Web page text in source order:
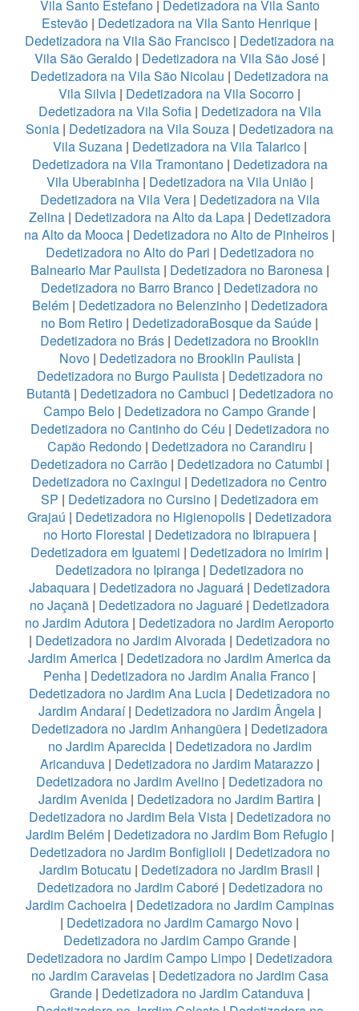
Vila Santo Estefano| Dedetizadora na Vila Santo
Estevão | Dedetizadora na Vila Santo Henrique |
Dedetizadora na Vila São Francisco | Dedetizadora na
Vila São Geraldo| Dedetizadora na Vila São José|
Dedetizadora na Vila São Nicolau | Dedetizadora na
Vila Silvia | Dedetizadora na Vila Socorro |
Dedetizadora na Vila Sofia| Dedetizadora na Vila
Sonia | Dedetizadora na Vila Souza | Dedetizadora na
Vila Suzana| Dedetizadora na Vila Talarico|
Dedetizadora na Vila Tramontano| Dedetizadora na
Vila Uberabinha| Dedetizadora na Vila União|
Dedetizadora na Vila Vera| Dedetizadora na Vila
Zelina| Dedetizadora na Alto da Lapa| Dedetizadora
na Alto da Mooca | Dedetizadora no Alto de Pinheiros |
Dedetizadora no Alto do Pari | Dedetizadora no
Balneario Mar Paulista| Dedetizadora no Baronesa|
Dedetizadora no Barro Branco | Dedetizadora no
Belém| Dedetizadora no Belenzinho| Dedetizadora
no Bom Retiro | DedetizadoraBosque da Saúde |
Dedetizadora no Brás | Dedetizadora no Brooklin
Novo| Dedetizadora no Brooklin Paulista|
Dedetizadora no Burgo Paulista| Dedetizadora no
Butantã| Dedetizadora no Cambuci | Dedetizadora no
Campo Belo | Dedetizadora no Campo Grande |
Dedetizadora no Cantinho do Céu | Dedetizadora no
Capão Redondo| Dedetizadora no Carandiru |
Dedetizadora no Carrão| Dedetizadora no Catumbi |
Dedetizadora no Caxingui | Dedetizadora no Centro
SP | Dedetizadora no Cursino | Dedetizadora em
Grajaú | Dedetizadora no Higienopolis | Dedetizadora
no Horto Florestal | Dedetizadora no Ibirapuera|
Dedetizadora em Iguatemi | Dedetizadora no Imirim |
Dedetizadora no Ipiranga | Dedetizadora no
Jabaquara | Dedetizadora no Jaguará | Dedetizadora
no Jaçanã | Dedetizadora no Jaguaré | Dedetizadora
no Jardim Adutora | Dedetizadora no Jardim Aeroporto
| Dedetizadora no Jardim Alvorada | Dedetizadora no
Jardim America | Dedetizadora no Jardim America da
Penha | Dedetizadora no Jardim Analia Franco |
Dedetizadora no Jardim Ana Lucia | Dedetizadora no
Jardim Andaraí| Dedetizadora no Jardim Ângela|
Dedetizadora no Jardim Anhangüera | Dedetizadora
no Jardim Aparecida| Dedetizadora no Jardim
Aricanduva| Dedetizadora no Jardim Matarazzo|
Dedetizadora no Jardim Avelino | Dedetizadora no
Jardim Avenida | Dedetizadora no Jardim Bartira |
Dedetizadora no Jardim Bela Vista| Dedetizadora no
Jardim Belém| Dedetizadora no Jardim Bom Refugio|
Dedetizadora no Jardim Bonfiglioli | Dedetizadora no
Jardim Botucatu | Dedetizadora no Jardim Brasil |
Dedetizadora no Jardim Caboré| Dedetizadora no
Jardim Cachoeira| Dedetizadora no Jardim Campinas
| Dedetizadora no Jardim Camargo Novo |
Dedetizadora no Jardim Campo Grande|
Dedetizadora no Jardim Campo Limpo | Dedetizadora
no Jardim Caravelas| Dedetizadora no Jardim Casa
Grande| Dedetizadora no Jardim Catanduva|